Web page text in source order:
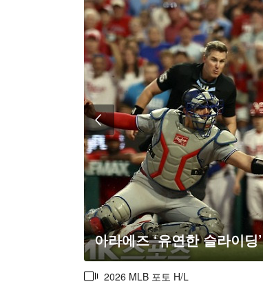
아라에즈 ‘유연한 슬라이딩’
2026 MLB 포토 H/L